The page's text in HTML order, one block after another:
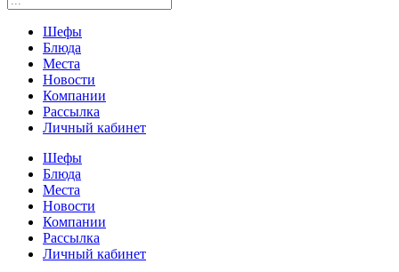
Шефы
Блюда
Места
Новости
Компании
Рассылка
Личный кабинет
Шефы
Блюда
Места
Новости
Компании
Рассылка
Личный кабинет